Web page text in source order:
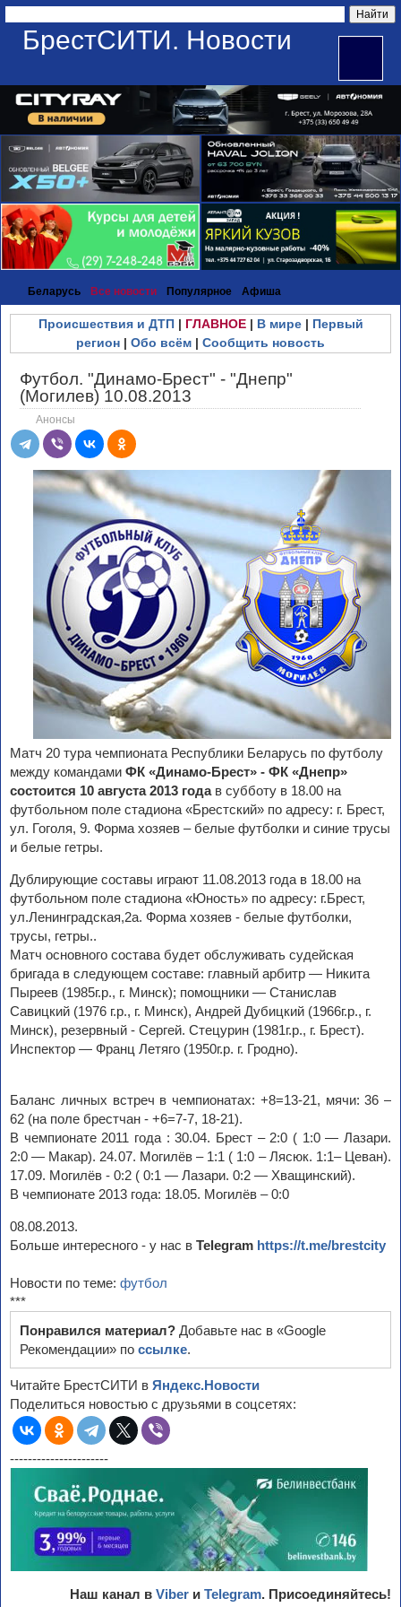
БрестСИТИ. Новости
Беларусь Все новости Популярное Афиша
Происшествия и ДТП| ГЛАВНОЕ| В мире| Первый
регион | Обо всём | Сообщить новость
Футбол. "Динамо-Брест" - "Днепр"
(Могилев) 10.08.2013
Анонсы
Матч 20 тура чемпионата Республики Беларусь по футболу
между командами ФК «Динамо-Брест» - ФК «Днепр»
состоится 10 августа 2013 годав субботу в 18.00 на
футбольном поле стадиона «Брестский» по адресу: г. Брест,
ул. Гоголя, 9. Форма хозяев – белые футболки и синие трусы
и белые гетры.
Дублирующие составы играют 11.08.2013 года в 18.00 на
футбольном поле стадиона «Юность» по адресу: г.Брест,
ул.Ленинградская,2а. Форма хозяев - белые футболки,
трусы, гетры..
Матч основного состава будет обслуживать судейская
бригада в следующем составе: главный арбитр — Никита
Пыреев (1985г.р., г. Минск); помощники — Станислав
Савицкий (1976 г.р., г. Минск), Андрей Дубицкий (1966г.р., г.
Минск), резервный - Сергей. Стецурин (1981г.р., г. Брест).
Инспектор — Франц Летяго (1950г.р. г. Гродно).
Баланс личных встреч в чемпионатах: +8=13-21, мячи: 36 –
62 (на поле брестчан - +6=7-7, 18-21).
В чемпионате 2011 года : 30.04. Брест – 2:0 ( 1:0 — Лазари.
2:0 — Макар). 24.07. Могилёв – 1:1 ( 1:0 – Лясюк. 1:1– Цеван).
17.09. Могилёв - 0:2 ( 0:1 — Лазари. 0:2 — Хващинский).
В чемпионате 2013 года: 18.05. Могилёв – 0:0
08.08.2013.
Больше интересного - у нас в Telegram https://t.me/brestcity
Новости по теме: футбол
***
Понравился материал? Добавьте нас в «Google
Рекомендации» по ссылке.
Читайте БрестСИТИ в Яндекс.Новости
Поделиться новостью с друзьями в соцсетях:
----------------------
Наш канал в Viber и Telegram. Присоединяйтесь!